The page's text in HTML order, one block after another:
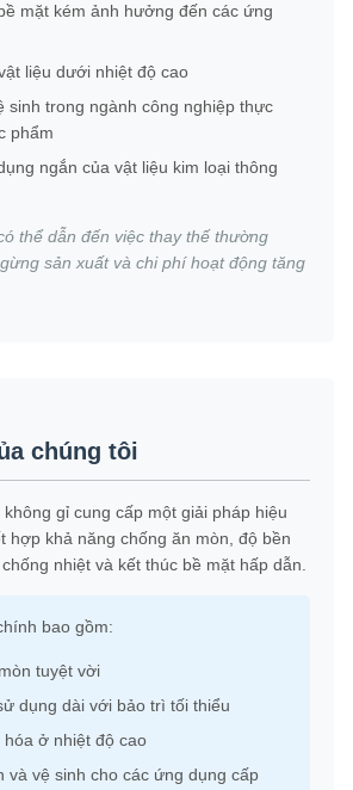
mặt kém ảnh hưởng đến các ứng
liệu dưới nhiệt độ cao
sinh trong ngành công nghiệp thực
phẩm
ngắn của vật liệu kim loại thông
thể dẫn đến việc thay thế thường
sản xuất và chi phí hoạt động tăng
chúng tôi
gỉ cung cấp một giải pháp hiệu
hợp khả năng chống ăn mòn, độ bền
nhiệt và kết thúc bề mặt hấp dẫn.
bao gồm:
tuyệt vời
dụng dài với bảo trì tối thiểu
hóa ở nhiệt độ cao
và vệ sinh cho các ứng dụng cấp